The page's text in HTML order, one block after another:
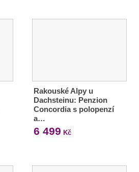
Rakouské Alpy u
Dachsteinu: Penzion
Concordia s polopenzí
a…
6 499 Kč